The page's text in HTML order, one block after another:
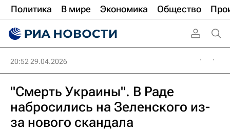
Политика В мире Экономика Общество
20:52 29.04.2026
"Смерть Украины". В Раде
набросились на Зеленского из-
за нового скандала